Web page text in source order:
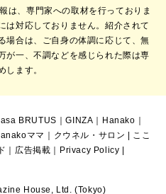
は、専門家への取材を行っておりま
は対応しておりません。紹介されて
場合は、ご自身の体調に応じて、無
が一、不調などを感じられた際は専
します。
BRUTUS ｜GINZA Hanako
ママ クウネル・サロン
ここ
広告掲載 Privacy Policy
House, Ltd. (Tokyo)